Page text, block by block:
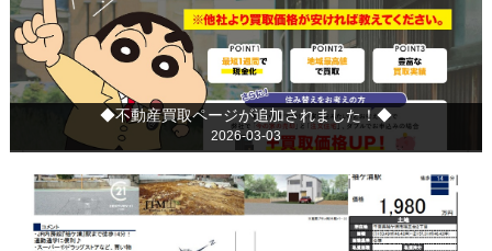
◆不動産買取ページが追加されました！◆
2026-03-03